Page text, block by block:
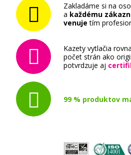
Zakladáme si na
a každému
venuje tím
Kazety vytlačia
počet strán ako
potvrdzuje aj
99 % produktov